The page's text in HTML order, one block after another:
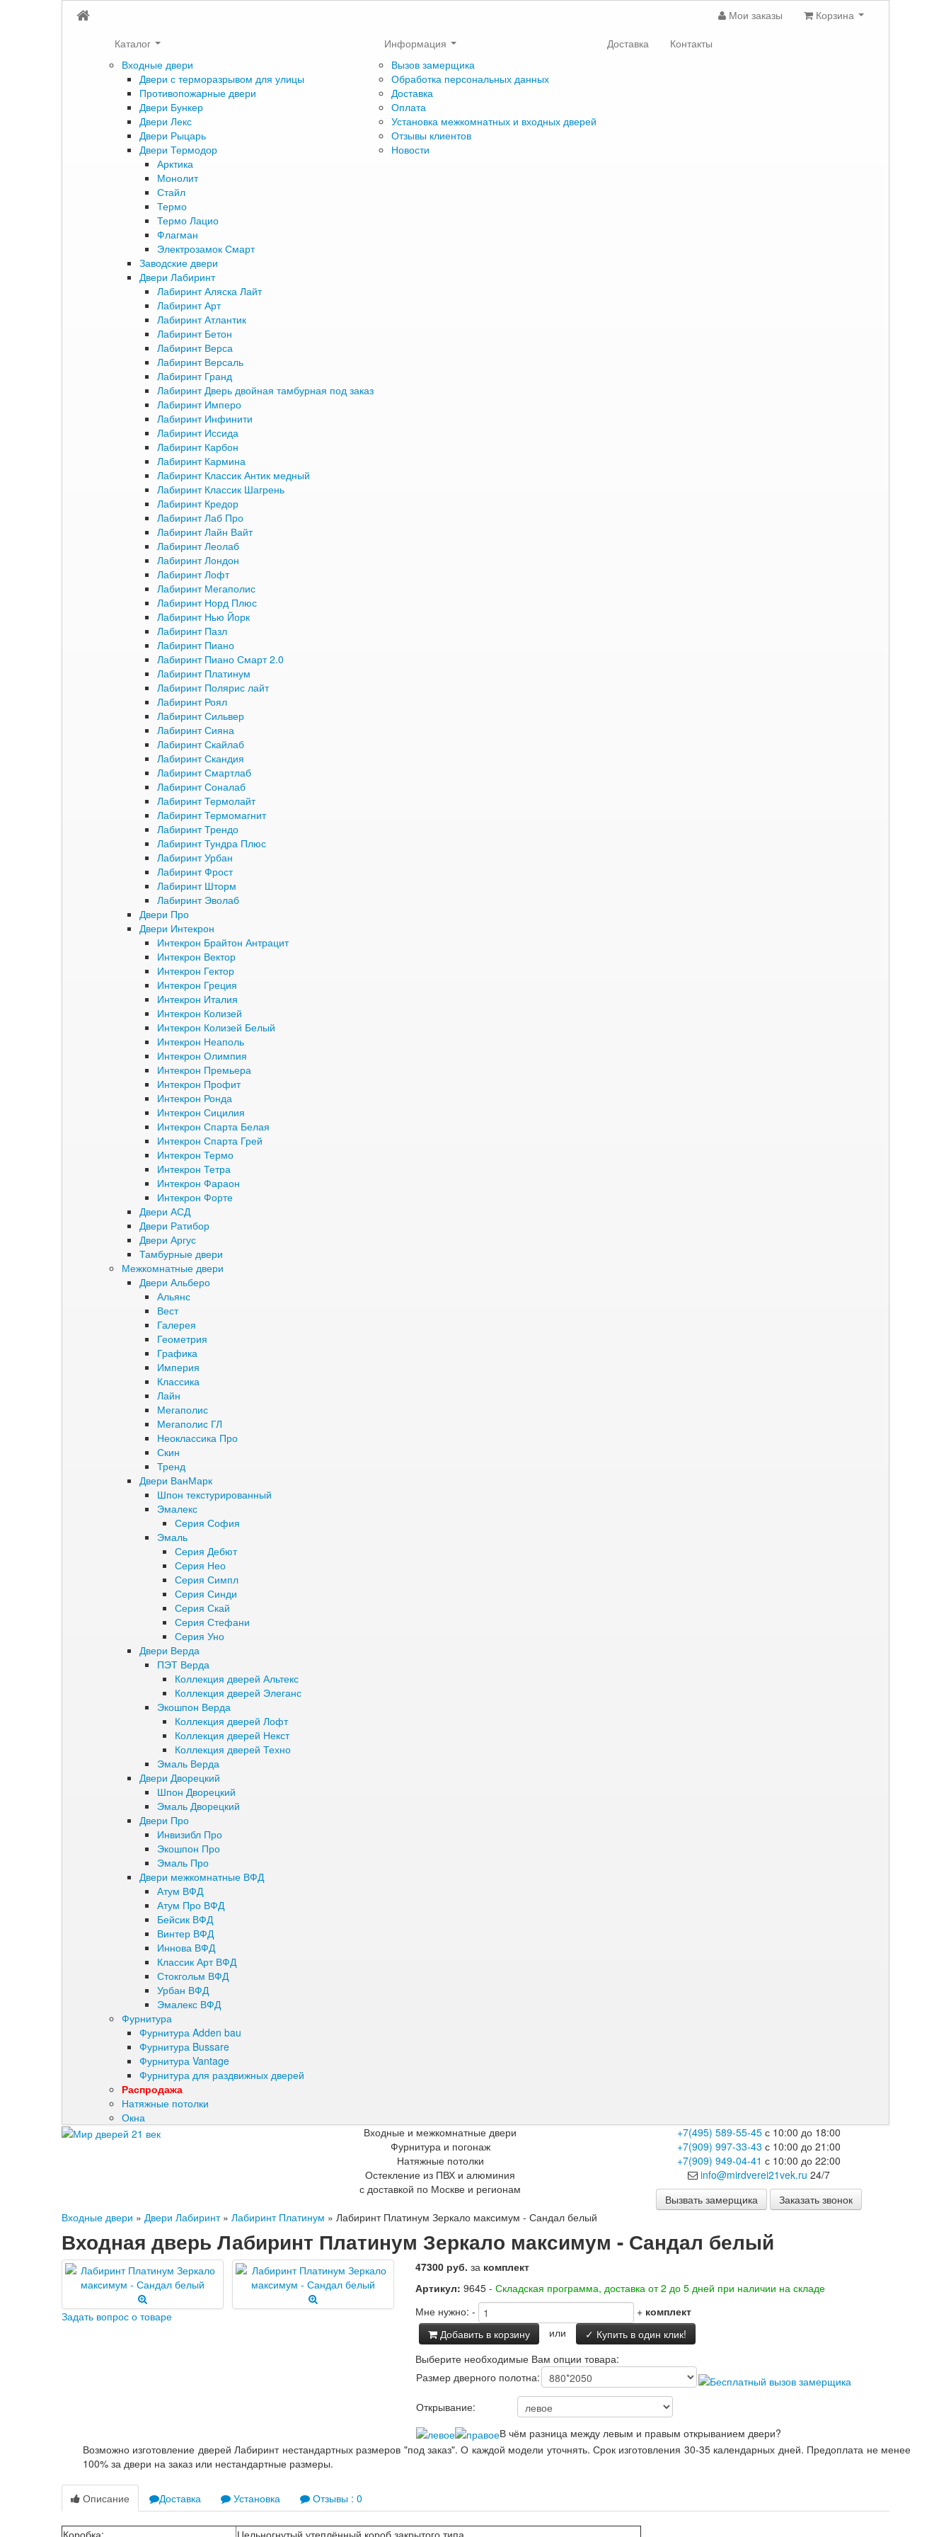
Мои заказы
Корзина
Каталог
Входные двери
Двери с терморазрывом для улицы
Противопожарные двери
Двери Бункер
Двери Лекс
Двери Рыцарь
Двери Термодор
Арктика
Монолит
Стайл
Термо
Термо Лацио
Флагман
Электрозамок Смарт
Заводские двери
Двери Лабиринт
Лабиринт Аляска Лайт
Лабиринт Арт
Лабиринт Атлантик
Лабиринт Бетон
Лабиринт Верса
Лабиринт Версаль
Лабиринт Гранд
Лабиринт Дверь двойная тамбурная под заказ
Лабиринт Имперо
Лабиринт Инфинити
Лабиринт Иссида
Лабиринт Карбон
Лабиринт Кармина
Лабиринт Классик Антик медный
Лабиринт Классик Шагрень
Лабиринт Кредор
Лабиринт Лаб Про
Лабиринт Лайн Вайт
Лабиринт Леолаб
Лабиринт Лондон
Лабиринт Лофт
Лабиринт Мегаполис
Лабиринт Норд Плюс
Лабиринт Нью Йорк
Лабиринт Пазл
Лабиринт Пиано
Лабиринт Пиано Смарт 2.0
Лабиринт Платинум
Лабиринт Полярис лайт
Лабиринт Роял
Лабиринт Сильвер
Лабиринт Сияна
Лабиринт Скайлаб
Лабиринт Скандия
Лабиринт Смартлаб
Лабиринт Соналаб
Лабиринт Термолайт
Лабиринт Термомагнит
Лабиринт Трендо
Лабиринт Тундра Плюс
Лабиринт Урбан
Лабиринт Фрост
Лабиринт Шторм
Лабиринт Эволаб
Двери Про
Двери Интекрон
Интекрон Брайтон Антрацит
Интекрон Вектор
Интекрон Гектор
Интекрон Греция
Интекрон Италия
Интекрон Колизей
Интекрон Колизей Белый
Интекрон Неаполь
Интекрон Олимпия
Интекрон Премьера
Интекрон Профит
Интекрон Ронда
Интекрон Сицилия
Интекрон Спарта Белая
Интекрон Спарта Грей
Интекрон Термо
Интекрон Тетра
Интекрон Фараон
Интекрон Форте
Двери АСД
Двери Ратибор
Двери Аргус
Тамбурные двери
Межкомнатные двери
Двери Альберо
Альянс
Вест
Галерея
Геометрия
Графика
Империя
Классика
Лайн
Мегаполис
Мегаполис ГЛ
Неоклассика Про
Скин
Тренд
Двери ВанМарк
Шпон текстурированный
Эмалекс
Серия София
Эмаль
Серия Дебют
Серия Нео
Серия Симпл
Серия Синди
Серия Скай
Серия Стефани
Серия Уно
Двери Верда
ПЭТ Верда
Коллекция дверей Альтекс
Коллекция дверей Элеганс
Экошпон Верда
Коллекция дверей Лофт
Коллекция дверей Некст
Коллекция дверей Техно
Эмаль Верда
Двери Дворецкий
Шпон Дворецкий
Эмаль Дворецкий
Двери Про
Инвизибл Про
Экошпон Про
Эмаль Про
Двери межкомнатные ВФД
Атум ВФД
Атум Про ВФД
Бейсик ВФД
Винтер ВФД
Иннова ВФД
Классик Арт ВФД
Стокгольм ВФД
Урбан ВФД
Эмалекс ВФД
Фурнитура
Фурнитура Adden bau
Фурнитура Bussare
Фурнитура Vantage
Фурнитура для раздвижных дверей
Распродажа
Натяжные потолки
Окна
Информация
Вызов замерщика
Обработка персональных данных
Доставка
Оплата
Установка межкомнатных и входных дверей
Отзывы клиентов
Новости
Доставка Контакты
Входные и межкомнатные двери
Фурнитура и погонаж
Натяжные потолки
Остекление из ПВХ и алюминия
с доставкой по Москве и регионам
+7(495) 589-55-45с 10:00 до 18:00
+7(909) 997-33-43 с 10:00 до 21:00
+7(909) 949-04-41 с 10:00 до 22:00
info@mirdverei21vek.ru 24/7
Вызвать замерщика
Заказать звонок
Входные двери » Двери Лабиринт» Лабиринт Платинум » Лабиринт Платинум Зеркало максимум - Сандал белый
Входная дверь Лабиринт Платинум Зеркало максимум - Сандал белый
Задать вопрос о товаре
47300 руб. за комплект
Артикул: 9645 - Складская программа, доставка от 2 до 5 дней при наличии на складе
Мне нужно: - + комплект
Добавить в корзину
или
✓ Купить в один клик!
Выберите необходимые Вам опции товара:
Размер дверного полотна:
Открывание:
В чём разница между левым и правым открыванием двери?
Возможно изготовление дверей Лабиринт нестандартных размеров "под заказ". О каждой модели уточнять. Срок изготовления 30-35 календарных дней. Предоплата не менее
100% за двери на заказ или нестандартные размеры.
Описание Доставка Установка Отзывы : 0
Коробка: Цельногнутый утеплённый короб закрытого типа.